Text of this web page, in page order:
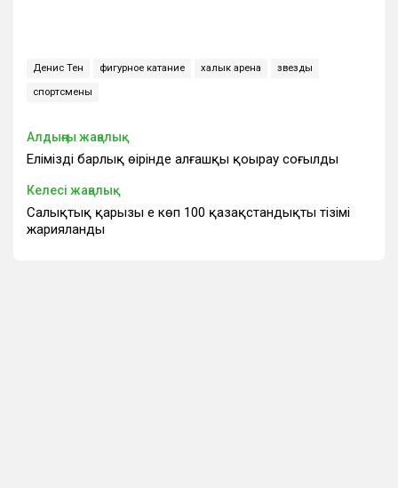
Денис Тен фигурное катание халык арена звезды
спортсмены
Алдыңғы жаңалық
Еліміздің барлық өңірінде алғашқы қоңырау соғылды
Келесі жаңалық
Салықтық қарызы ең көп 100 қазақстандықтың тізімі
жарияланды